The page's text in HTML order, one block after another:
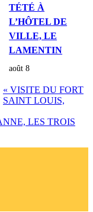
TÉTÉ À
L’HÔTEL DE
VILLE, LE
LAMENTIN
août 8
« VISITE DU FORT
SAINT LOUIS,
LES TROIS